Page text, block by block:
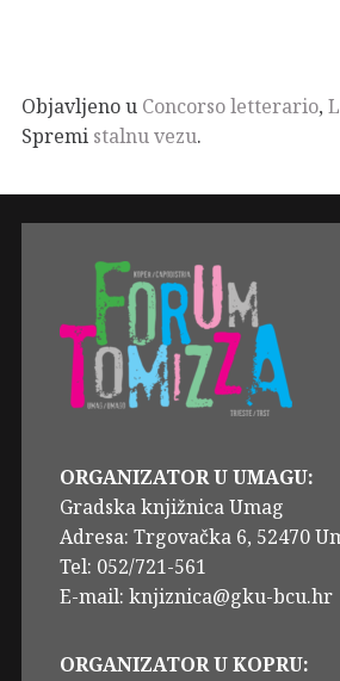
Objavljeno u Concorso letterario,
Spremi stalnu vezu.
ORGANIZATOR U UMAGU:
Gradska knjižnica Umag
Adresa: Trgovačka 6, 52470
Tel: 052/721-561
E-mail: knjiznica@gku-bcu.hr
ORGANIZATOR U KOPRU: